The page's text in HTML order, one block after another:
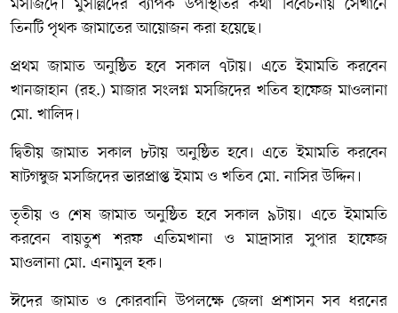
তিনটি পৃথক জামাতের আয়োজন করা হয়েছে।
প্রথম জামাত অনুষ্ঠিত হবে সকাল ৭টায়। এতে ইমামতি করবেন
খানজাহান (রহ.) মাজার সংলগ্ন মসজিদের খতিব হাফেজ মাওলানা
মো. খালিদ।
দ্বিতীয় জামাত সকাল ৮টায় অনুষ্ঠিত হবে। এতে ইমামতি করবেন
ষাটগম্বুজ মসজিদের ভারপ্রাপ্ত ইমাম ও খতিব মো. নাসির উদ্দিন।
তৃতীয় ও শেষ জামাত অনুষ্ঠিত হবে সকাল ৯টায়। এতে ইমামতি
করবেন বায়তুশ শরফ এতিমখানা ও মাদ্রাসার সুপার হাফেজ
মাওলানা মো. এনামুল হক।
ঈদের জামাত ও কোরবানি উপলক্ষে জেলা প্রশাসন সব ধরনের